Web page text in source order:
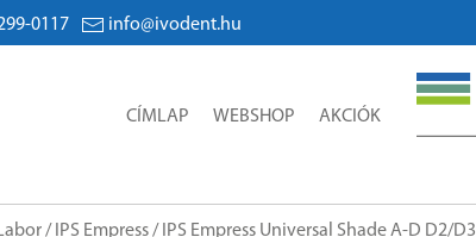
0117 info@ivodent.hu
CÍMLAP WEBSHOP AKCIÓK
/ IPS Empress/ IPS Empress Universal Shade A-D D2/D3